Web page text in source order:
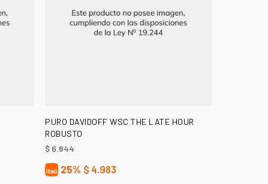
AÑADIR AL CARRITO
PURO DAVIDOFF WSC THE LATE HOUR
ROBUSTO
$ 6.644
25% $ 4.983